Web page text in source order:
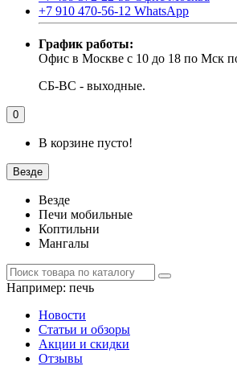
+7 910 470-56-12 WhatsApp
График работы:
Офис в Москве с 10 до 18 по Мск
СБ-ВС - выходные.
0
В корзине пусто!
Везде
Везде
Печи мобильные
Коптильни
Мангалы
Например: печь
Новости
Статьи и обзоры
Акции и скидки
Отзывы